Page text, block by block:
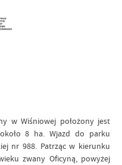
w Wiśniowej położony jest
8 ha. Wjazd do parku
nr 988. Patrząc w kierunku
zwany Oficyną, powyżej